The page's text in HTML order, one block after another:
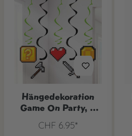
Hängedekoration
Game On Party, 5
CHF 6.95*